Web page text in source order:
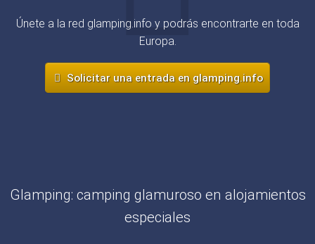
Únete a la red glamping.info y podrás encontrarte en toda
Europa.
Solicitar una entrada en glamping.info
Glamping: camping glamuroso en alojamientos
especiales